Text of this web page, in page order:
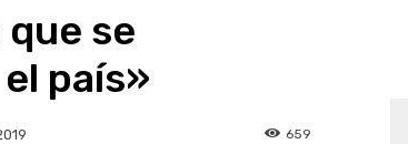
se
país»
659